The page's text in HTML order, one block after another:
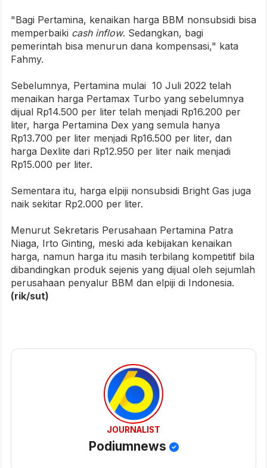
"Bagi Pertamina, kenaikan harga BBM nonsubsidi bisa
memperbaiki cash inflow. Sedangkan, bagi
pemerintah bisa menurun dana kompensasi," kata
Fahmy.
Sebelumnya, Pertamina mulai 10 Juli 2022 telah
menaikan harga Pertamax Turbo yang sebelumnya
dijual Rp14.500 per liter telah menjadi Rp16.200 per
liter, harga Pertamina Dex yang semula hanya
Rp13.700 per liter menjadi Rp16.500 per liter, dan
harga Dexlite dari Rp12.950 per liter naik menjadi
Rp15.000 per liter.
Sementara itu, harga elpiji nonsubsidi Bright Gas juga
naik sekitar Rp2.000 per liter.
Menurut Sekretaris Perusahaan Pertamina Patra
Niaga, Irto Ginting, meski ada kebijakan kenaikan
harga, namun harga itu masih terbilang kompetitif bila
dibandingkan produk sejenis yang dijual oleh sejumlah
perusahaan penyalur BBM dan elpiji di Indonesia.
(rik/sut)
JOURNALIST
Podiumnews